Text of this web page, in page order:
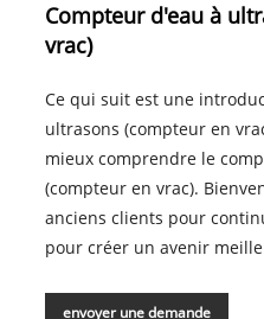
Compteur d'eau à
vrac)
Ce qui suit est une
ultrasons (compteur en
mieux comprendre le
(compteur en vrac).
anciens clients pour
pour créer un avenir
envoyer une demande